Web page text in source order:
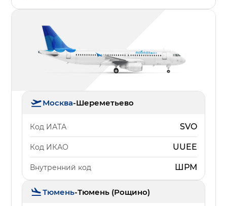
Москва-Шереметьево
Код ИАТА SVO
Код ИКАО UUEE
Внутренний код ШРМ
Тюмень-Тюмень (Рощино)